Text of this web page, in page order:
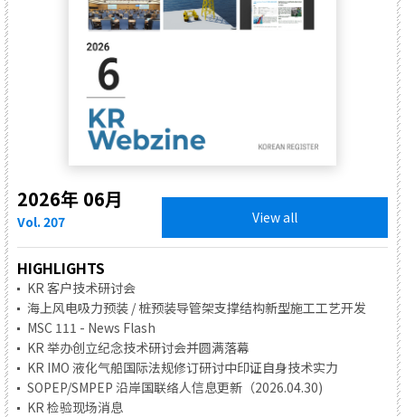
2026年 06月
Vol. 207 View all
HIGHLIGHTS
KR 客户技术研讨会
海上风电吸力预装 / 桩预装导管架支撑结构新型施工工艺开发
MSC 111 - News Flash
KR 举办创立纪念技术研讨会并圆满落幕
KR IMO 液化气船国际法规修订研讨中印证自身技术实力
SOPEP/SMPEP 沿岸国联络人信息更新（2026.04.30)
KR 检验现场消息